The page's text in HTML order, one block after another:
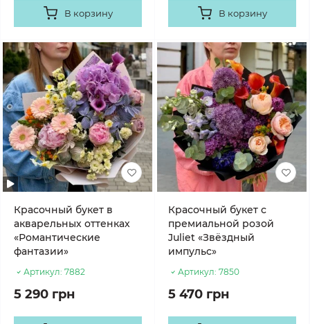
В корзину В корзину
Красочный букет в
акварельных оттенках
«Романтические
фантазии»
Артикул: 7882
5 290 грн
Красочный букет с
премиальной розой
Juliet «Звёздный
импульс»
Артикул: 7850
5 470 грн